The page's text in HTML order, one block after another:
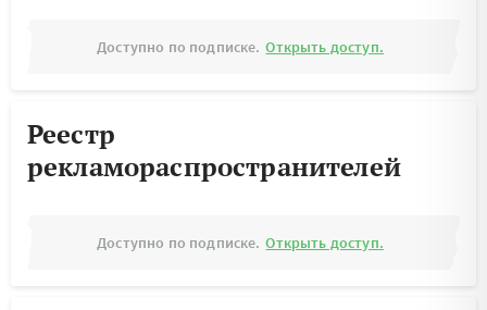
Доступно по подписке. Открыть доступ.
Реестр
рекламораспространителей
Доступно по подписке. Открыть доступ.